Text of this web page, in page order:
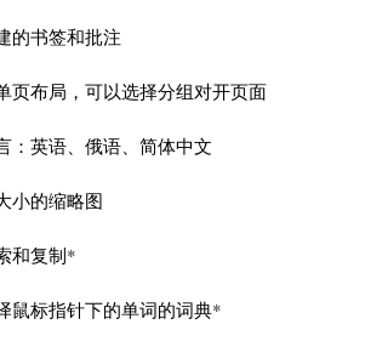
的书签和批注
页布局，可以选择分组对开页面
：英语、俄语、简体中文
小的缩略图
和复制*
鼠标指针下的单词的词典*